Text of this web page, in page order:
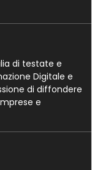
di testate e
Digitale e
di diffondere
e